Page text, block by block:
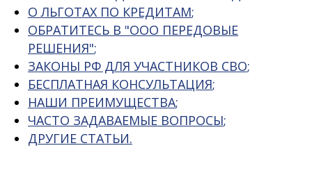
О ЛЬГОТАХ ПО КРЕДИТАМ;
ОБРАТИТЕСЬ В "ООО ПЕРЕДОВЫЕ
РЕШЕНИЯ";
ЗАКОНЫ РФ ДЛЯ УЧАСТНИКОВ СВО;
БЕСПЛАТНАЯ КОНСУЛЬТАЦИЯ;
НАШИ ПРЕИМУЩЕСТВА;
ЧАСТО ЗАДАВАЕМЫЕ ВОПРОСЫ;
ДРУГИЕ СТАТЬИ.